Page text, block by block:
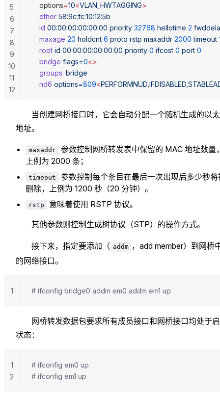
	options
=10<VLAN_HWTAGGING>
	ether
58:9c:fc:10:12:5b
	id
00:00:00:00:00:00 priority 32768 hellotime 2
	maxage
20 holdcnt 6 proto rstp maxaddr 2000 timeout
	root
id 00:00:00:00:00:00 priority 0 ifcost 0 port 0
	bridge
flags=0<>
	groups:
bridge
	nd6
options=809<
5
6
7
8
9
10
11
12
当创建网桥接口时，它会自动分配一个随机生成的以
地址。
maxaddr
参数控制网桥转发表中保留的 MAC 地址数量
上例为 2000 条；
timeout
参数控制每个条目在最后一次出现后多少秒将
删除，上例为 1200 秒（20 分钟）。
rstp 意味着使用 RSTP 协议。
其他参数则控制生成树协议（STP）的操作方式。
接下来，指定要添加（ addm ，add member）到网桥
的网络接口。
# ifconfig bridge0 addm em0 addm em1 up
1
网桥转发数据包要求所有成员接口和网桥接口均处于
状态：
# ifconfig em0 up
# ifconfig em1 up
1
2